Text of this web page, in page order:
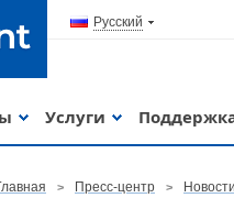
Русский
Услуги
Пресс-центр